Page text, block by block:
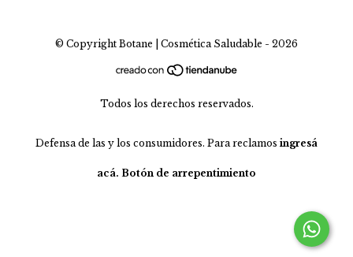
© Copyright Botane | Cosmética Saludable - 2026
Todos los derechos reservados.
Defensa de las y los consumidores. Para reclamos ingresá
acá. Botón de arrepentimiento